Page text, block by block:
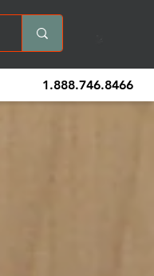
1.888.746.8466